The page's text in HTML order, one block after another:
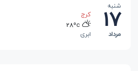
شنبه
17
مرداد
رشت
25ºc
بارانی